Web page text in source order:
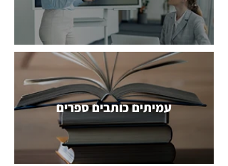
עמיתים כותבים ספרים